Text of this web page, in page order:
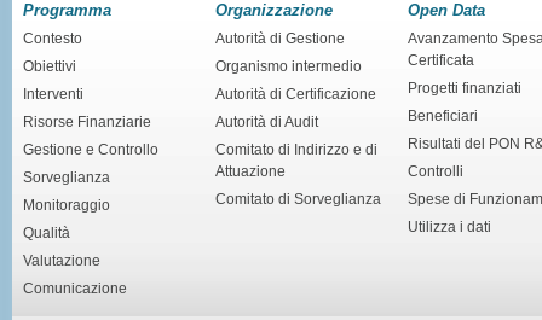
Programma
Contesto
Obiettivi
Interventi
Risorse Finanziarie
Gestione e Controllo
Sorveglianza
Monitoraggio
Qualità
Valutazione
Comunicazione
Organizzazione
Autorità di Gestione
Organismo intermedio
Autorità di Certificazione
Autorità di Audit
Comitato di Indirizzo e di
Attuazione
Comitato di Sorveglianza
Open Data
Avanzamento
Certificata
Progetti finanziati
Beneficiari
Risultati del PON
Controlli
Spese di
Utilizza i dati